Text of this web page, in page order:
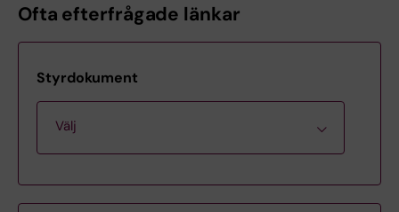
Ofta efterfrågade länkar
Styrdokument
Välj